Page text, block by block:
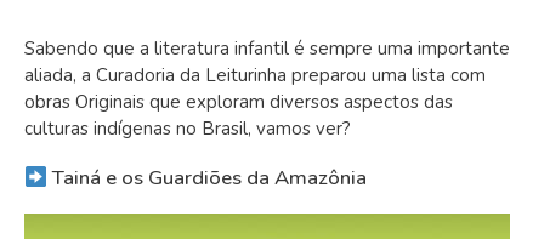
Sabendo que a literatura infantil é sempre uma importante
aliada, a Curadoria da Leiturinha preparou uma lista com
obras Originais que exploram diversos aspectos das
culturas indígenas no Brasil, vamos ver?
Tainá e os Guardiões da Amazônia